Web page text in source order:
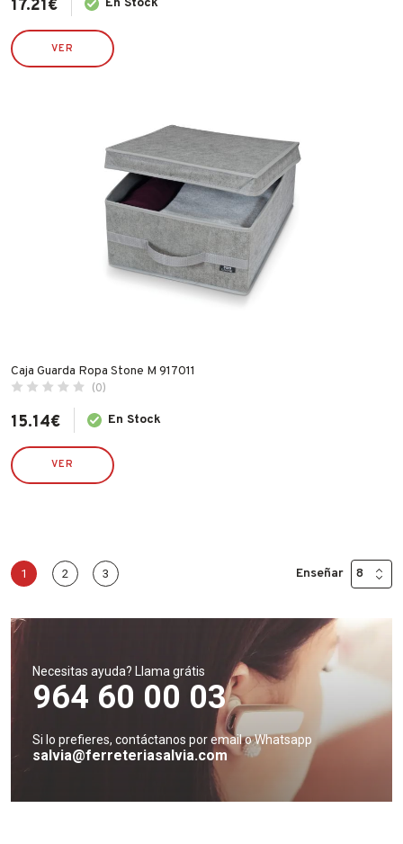
17.21€ En Stock
VER
Caja Guarda Ropa Stone M 917011
(0)
15.14€ En Stock
VER
1 2 3 Enseñar
Necesitas ayuda? Llama grátis
964 60 00 03
Si lo prefieres, contáctanos por email o Whatsapp
salvia@ferreteriasalvia.com